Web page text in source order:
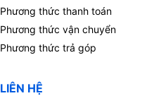
Phương thức thanh toán
Phương thức vận chuyển
Phương thức trả góp
LIÊN HỆ